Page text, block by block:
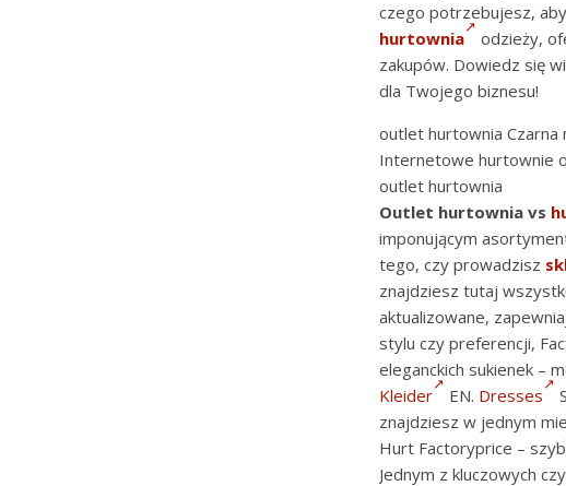
czego potrzebujesz,
hurtownia
odzieży,
zakupów. Dowiedz się
dla Twojego biznesu!
outlet hurtownia Czarna
Internetowe hurtownie
outlet hurtownia
Outlet hurtownia vs
imponującym
tego, czy prowadzisz
znajdziesz tutaj
aktualizowane,
stylu czy preferencji,
eleganckich sukienek –
Kleider
EN. Dresses
znajdziesz w jednym
Hurt Factoryprice –
Jednym z kluczowych